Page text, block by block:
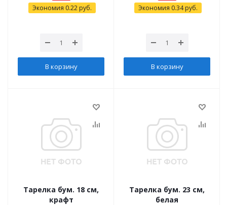
Экономия 0.22руб.
В корзину
Экономия 0.34руб.
В корзину
Тарелка бум. 18 см,
крафт
Тарелка бум. 23 см,
белая